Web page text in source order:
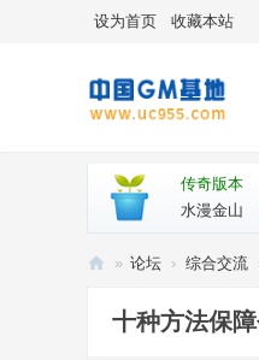
设为首页 收藏本站
传奇版本
水漫金山
» 论坛 › 综合交流
十种方法保